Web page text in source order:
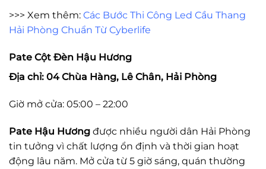
>>> Xem thêm: Các Bước Thi Công Led Cầu Thang
Hải Phòng Chuẩn Từ Cyberlife
Pate Cột Đèn Hậu Hương
Địa chỉ: 04 Chùa Hàng, Lê Chân, Hải Phòng
Giờ mở cửa: 05:00 – 22:00
Pate Hậu Hương được nhiều người dân Hải Phòng
tin tưởng vì chất lượng ổn định và thời gian hoạt
động lâu năm. Mở cửa từ 5 giờ sáng, quán thường